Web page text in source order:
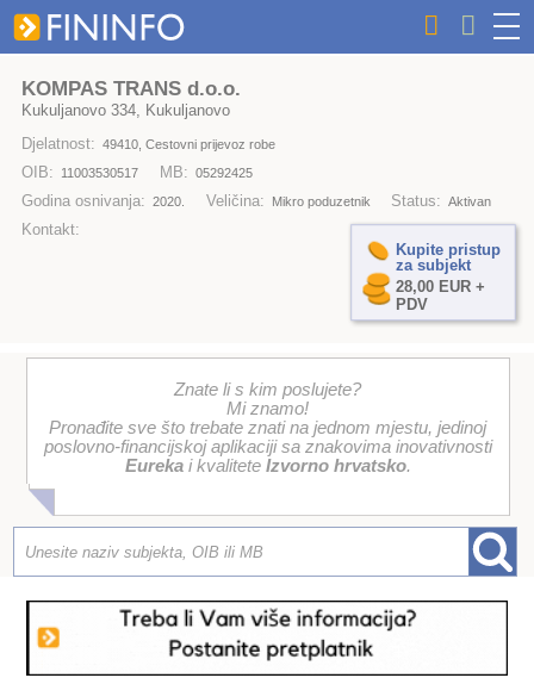
KOMPAS TRANS d.o.o.
Kukuljanovo 334, Kukuljanovo
Djelatnost: 49410, Cestovni prijevoz robe
OIB: 11003530517 MB: 05292425
Godina osnivanja: 2020. Veličina: Mikro poduzetnik Status: Aktivan
Kontakt:
Kupite pristup
za subjekt
28,00 EUR +
PDV
Znate li s kim poslujete?
Mi znamo!
Pronađite sve što trebate znati na jednom mjestu, jedinoj
poslovno-financijskoj aplikaciji sa znakovima inovativnosti
Eurekai kvalitete Izvorno hrvatsko.